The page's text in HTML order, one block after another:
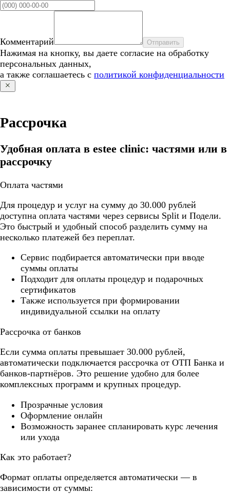
Комментарий Отправить
Нажимая на кнопку, вы даете согласие на обработку
персональных данных,
а также соглашаетесь с политикой конфиденциальности
Рассрочка
Удобная оплата в estee clinic: частями или в
рассрочку
Оплата частями
Для процедур и услуг на сумму до 30.000 рублей
доступна оплата частями через сервисы Split и Подели.
Это быстрый и удобный способ разделить сумму на
несколько платежей без переплат.
Cервис подбирается автоматически при вводе
суммы оплаты
Подходит для оплаты процедур и подарочных
сертификатов
Также используется при формировании
индивидуальной ссылки на оплату
Рассрочка от банков
Если сумма оплаты превышает 30.000 рублей,
автоматически подключается рассрочка от ОТП Банка и
банков-партнёров. Это решение удобно для более
комплексных программ и крупных процедур.
Прозрачные условия
Оформление онлайн
Возможность заранее спланировать курс лечения
или ухода
Как это работает?
Формат оплаты определяется автоматически — в
зависимости от суммы: